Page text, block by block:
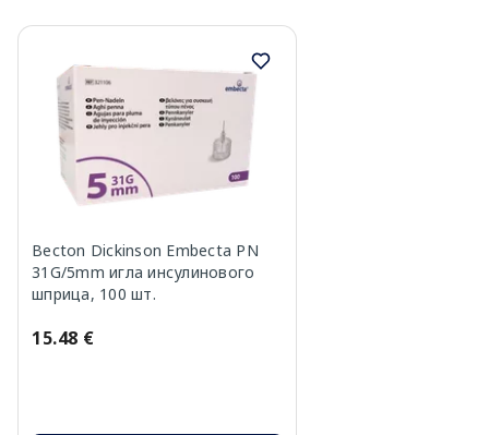
Becton Dickinson Embecta PN
31G/5mm игла инсулинового
шприца, 100 шт.
15.48 €